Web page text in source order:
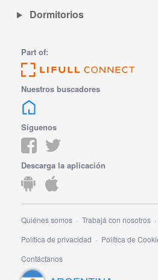
Dormitorios
Part of:
Nuestros buscadores
Síguenos
Descarga la aplicación
Quiénes somos Trabajá con nosotros
Política de privacidad
Política de
Contáctanos